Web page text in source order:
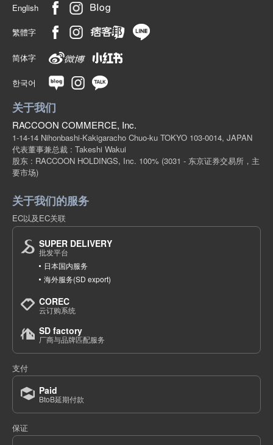
English
繁體字
简体字
한국어
关于我们
RACCOON COMMERCE, Inc.
1-14-14 Nihonbashi-Kakigaracho Chuo-ku TOKYO 103-0014, JAPAN
代表董事兼总裁 : Takeshi Wakui
股东 : RACCOON HOLDINGS, Inc. 100% (3031 - 东京证券交易所，主
要市场)
关于我们的服务
EC以及EC关联
SUPER DELIVERY
批发平台
日本国内服务
海外服务(SD export)
COREC
云订购系统
SD factory
厂商与品牌匹配服务
支付
Paid
BtoB延期付款
保证